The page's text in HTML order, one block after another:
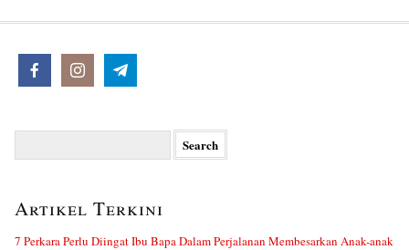
Artikel Terkini
7 Perkara Perlu Diingat Ibu Bapa Dalam Perjalanan Membesarkan Anak-anak